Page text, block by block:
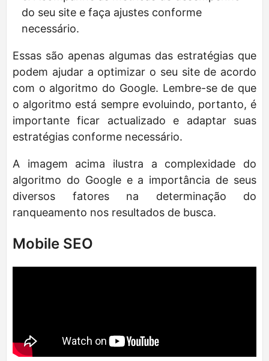
do seu site e faça ajustes conforme
necessário.
Essas são apenas algumas das estratégias que
podem ajudar a optimizar o seu site de acordo
com o algoritmo do Google. Lembre-se de que
o algoritmo está sempre evoluindo, portanto, é
importante ficar actualizado e adaptar suas
estratégias conforme necessário.
A imagem acima ilustra a complexidade do
algoritmo do Google e a importância de seus
diversos fatores na determinação do
ranqueamento nos resultados de busca.
Mobile SEO